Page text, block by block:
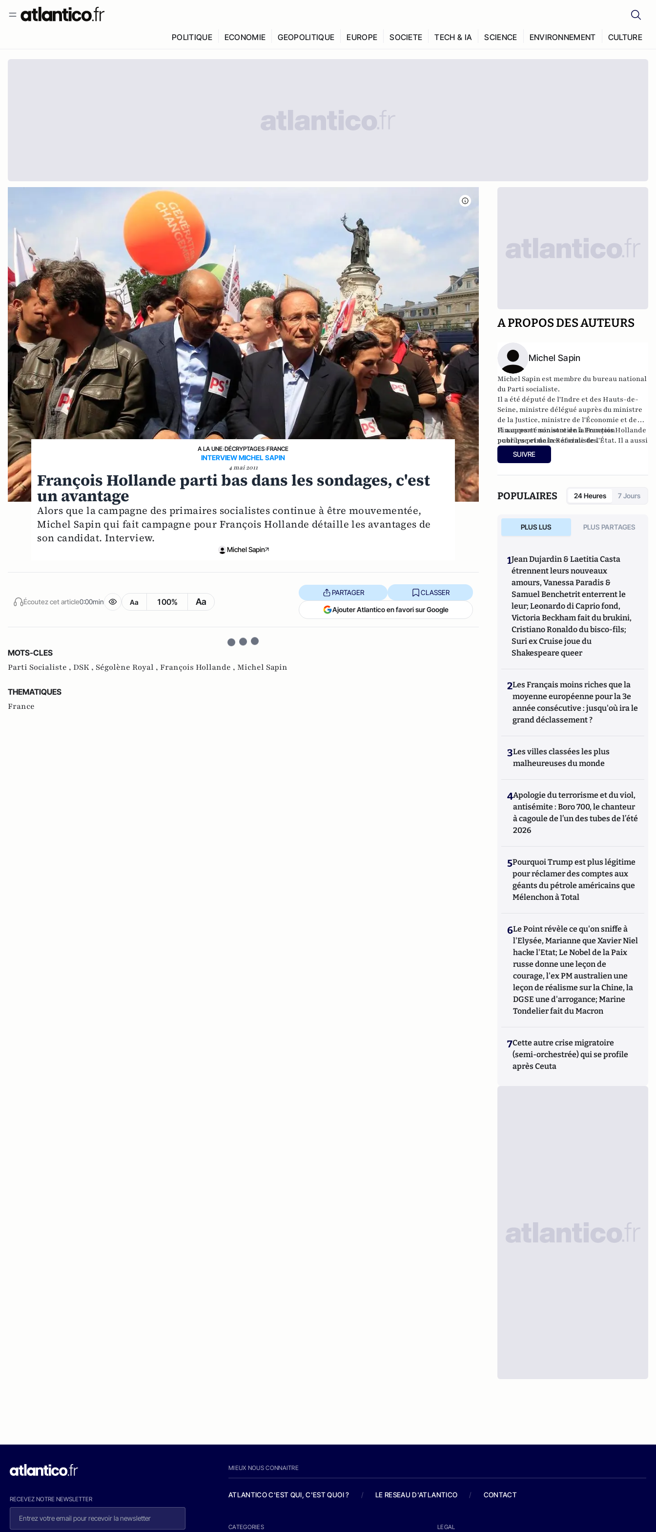
POLITIQUE ECONOMIE GEOPOLITIQUE EUROPE SOCIETE TECH & IA SCIENCE ENVIRONNEMENT CULTURE
A LA UNE›DÉCRYPTAGES›FRANCE
INTERVIEW MICHEL SAPIN
4 mai 2011
François Hollande parti bas dans les sondages, c'est
un avantage
Alors que la campagne des primaires socialistes continue à être mouvementée,
Michel Sapin qui fait campagne pour François Hollande détaille les avantages de
son candidat. Interview.
Michel Sapin
Écoutez cet article0:00min Aa 100% Aa
PARTAGER CLASSER
Ajouter Atlantico en favori sur Google
MOTS-CLES
Parti Socialiste , DSK , Ségolène Royal , François Hollande , Michel Sapin
THEMATIQUES
France
A PROPOS DES AUTEURS
Michel Sapin
Michel Sapin est membre du bureau national
du Parti socialiste.
Il a été député de l'Indre et des Hauts-de-
Seine, ministre délégué auprès du ministre
de la Justice, ministre de l'Économie et des
Finances et ministre de la Fonction
publique et de la Réforme de l'État. Il a aussi
été président du Conseil régional du
Centre. Il a été réélu en 2007 député de
Il a apporté son soutien à François Hollande
pour les primaires socialistes.
SUIVRE
POPULAIRES 24 Heures 7 Jours
PLUS LUS PLUS PARTAGES
1Jean Dujardin & Laetitia Casta
étrennent leurs nouveaux
amours, Vanessa Paradis &
Samuel Benchetrit enterrent le
leur; Leonardo di Caprio fond,
Victoria Beckham fait du brukini,
Cristiano Ronaldo du bisco-fils;
Suri ex Cruise joue du
Shakespeare queer
2Les Français moins riches que la
moyenne européenne pour la 3e
année consécutive : jusqu'où ira le
grand déclassement ?
3Les villes classées les plus
malheureuses du monde
4Apologie du terrorisme et du viol,
antisémite : Boro 700, le chanteur
à cagoule de l’un des tubes de l’été
2026
5Pourquoi Trump est plus légitime
pour réclamer des comptes aux
géants du pétrole américains que
Mélenchon à Total
6Le Point révèle ce qu'on sniffe à
l'Elysée, Marianne que Xavier Niel
hacke l'Etat; Le Nobel de la Paix
russe donne une leçon de
courage, l'ex PM australien une
leçon de réalisme sur la Chine, la
DGSE une d'arrogance; Marine
Tondelier fait du Macron
7Cette autre crise migratoire
(semi-orchestrée) qui se profile
après Ceuta
RECEVEZ NOTRE NEWSLETTER
MIEUX NOUS CONNAITRE
ATLANTICO C'EST QUI, C'EST QUOI ? / LE RESEAU D'ATLANTICO / CONTACT
CATEGORIES LEGAL